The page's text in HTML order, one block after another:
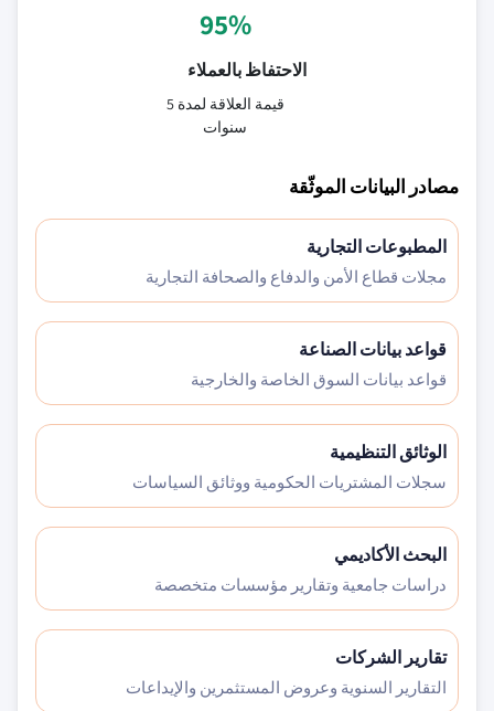
95%
الاحتفاظ بالعملاء
قيمة العلاقة لمدة 5
سنوات
مصادر البيانات الموثّقة
المطبوعات التجارية
مجلات قطاع الأمن والدفاع والصحافة التجارية
قواعد بيانات الصناعة
قواعد بيانات السوق الخاصة والخارجية
الوثائق التنظيمية
سجلات المشتريات الحكومية ووثائق السياسات
البحث الأكاديمي
دراسات جامعية وتقارير مؤسسات متخصصة
تقارير الشركات
التقارير السنوية وعروض المستثمرين والإيداعات